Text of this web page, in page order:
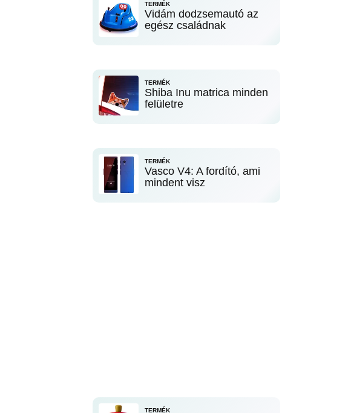
TERMÉK
Vidám dodzsemautó az
egész családnak
TERMÉK
Shiba Inu matrica minden
felületre
TERMÉK
Vasco V4: A fordító, ami
mindent visz
TERMÉK